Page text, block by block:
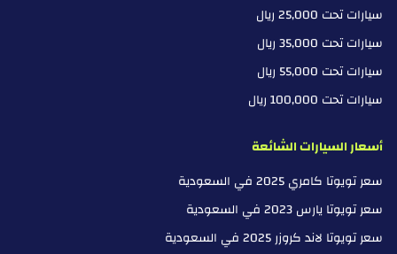
سيارات تحت 25,000 ريال
سيارات تحت 35,000 ريال
سيارات تحت 55,000 ريال
سيارات تحت 100,000 ريال
أسعار السيارات الشائعة
سعر تويوتا كامري 2025 في السعودية
سعر تويوتا يارس 2023 في السعودية
سعر تويوتا لاند كروزر 2025 في السعودية